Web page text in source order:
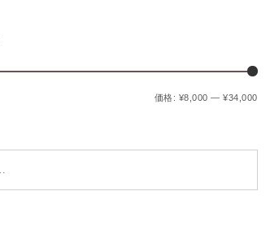
最
最
価格: ¥8,000 —¥34,000